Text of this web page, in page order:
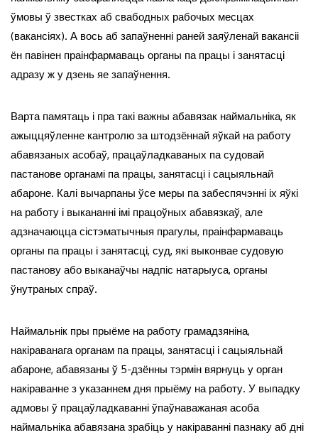
ўмовы ў звестках аб свабодных рабочых месцах
(вакансіях). А вось аб запаўненні раней заяўленай вакансіі
ён павінен праінфармаваць органы па працы і занятасці
адразу ж у дзень яе запаўнення.
Варта памятаць і пра такі важны абавязак наймальніка, як
ажыццяўленне кантролю за штодзённай яўкай на работу
абавязаных асобаў, працаўладкаваных па судовай
пастанове органамі па працы, занятасці і сацыяльнай
абароне. Калі вычарпаны ўсе меры па забеспячэнні іх яўкі
на работу і выкананні імі працоўных абавязкаў, але
адзначаюцца сістэматычныя прагулы, праінфармаваць
органы па працы і занятасці, суд, які выконвае судовую
пастанову або выканаўчы надпіс натарыуса, органы
ўнутраных спраў.
Наймальнік пры прыёме на работу грамадзяніна,
накіраванага органам па працы, занятасці і сацыяльнай
абароне, абавязаны ў 5-дзённы тэрмін вярнуць у орган
накіраванне з указаннем дня прыёму на работу. У выпадку
адмовы ў працаўладкаванні ўпаўнаважаная асоба
наймальніка абавязана зрабіць у накіраванні пазнаку аб дні